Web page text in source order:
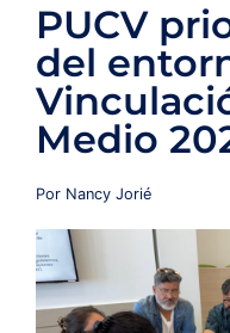
Quiénes Somos
Programas VcM
Centros PUCV
Fondo Concursable
PUCV
del
Medio
Por Nancy Jorié